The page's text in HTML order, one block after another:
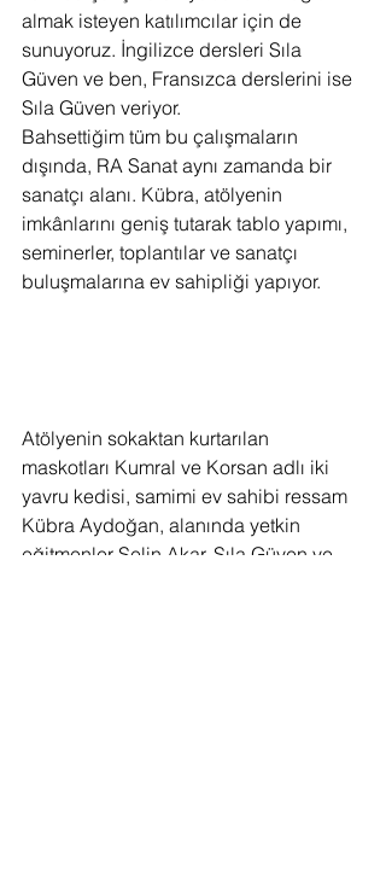
almak isteyen katılımcılar için de
sunuyoruz. İngilizce dersleri Sıla
Güven ve ben, Fransızca derslerini ise
Sıla Güven veriyor.
Bahsettiğim tüm bu çalışmaların
dışında, RA Sanat aynı zamanda bir
sanatçı alanı. Kübra, atölyenin
imkânlarını geniş tutarak tablo yapımı,
seminerler, toplantılar ve sanatçı
buluşmalarına ev sahipliği yapıyor.
Atölyenin sokaktan kurtarılan
maskotları Kumral ve Korsan adlı iki
yavru kedisi, samimi ev sahibi ressam
Kübra Aydoğan, alanında yetkin
eğitmenler Selin Akar, Sıla Güven ve